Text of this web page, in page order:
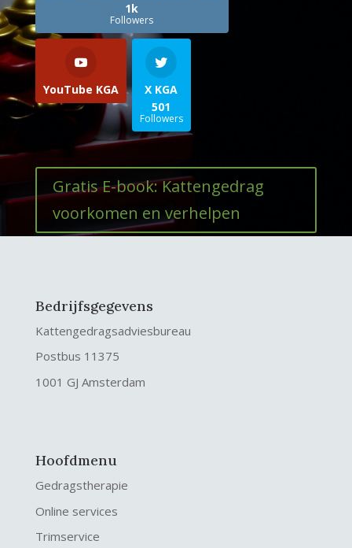
1k
Followers
YouTube KGA
X KGA
501
Followers
Gratis E-book: Kattengedrag
voorkomen en verhelpen
Bedrijfsgegevens
Kattengedragsadviesbureau
Postbus 11375
1001 GJ Amsterdam
Hoofdmenu
Gedragstherapie
Online services
Trimservice